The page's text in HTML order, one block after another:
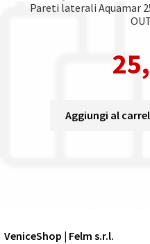
Pareti laterali Aquamar
Aggiungi al
VeniceShop | Felm s.r.l.